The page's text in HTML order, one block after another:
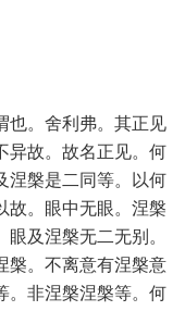
也。舍利弗。其正见
异故。故名正见。何
涅槃是二同等。以何
故。眼中无眼。涅槃
及涅槃无二无别。
槃。不离意有涅槃意
。非涅槃涅槃等。何